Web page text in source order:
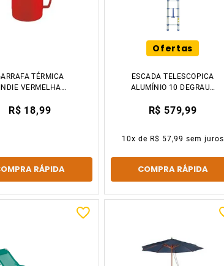
TÉRMICA
INDIE VERMELHA
R$ 18,99
RÁPIDA
Ofertas
ESCADA TELESCOPICA
ALUMÍNIO 10 DEGRAUS
R$ 579,99
10x de R$ 57,99 sem juros
COMPRA RÁPIDA